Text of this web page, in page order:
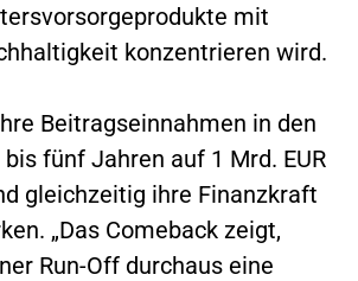
mit
konzentrieren wird.
Beitragseinnahmen in den
fünf Jahren auf 1 Mrd. EUR
gleichzeitig ihre Finanzkraft
„Das Comeback zeigt,
Run-Off durchaus eine